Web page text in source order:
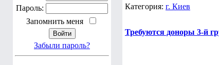
Пароль:
Запомнить меня
Забыли пароль?
Категория: г. Киев
Требуются доноры 3-й